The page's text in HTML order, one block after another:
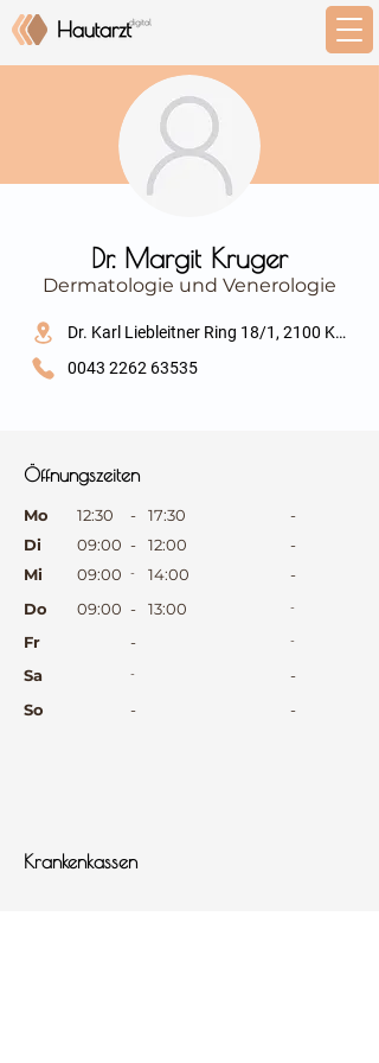
Dr. Margit Kruger
Dermatologie und Venerologie
Dr. Karl Liebleitner Ring 18/1, 2100 Korneuburg
0043 2262 63535
Öffnungszeiten
Mo
12:30 - 17:30
-
Di
09:00 - 12:00
-
Mi
09:00 - 14:00
-
Do
09:00 - 13:00 -
Fr - -
Sa -
-
So
-
-
Krankenkassen